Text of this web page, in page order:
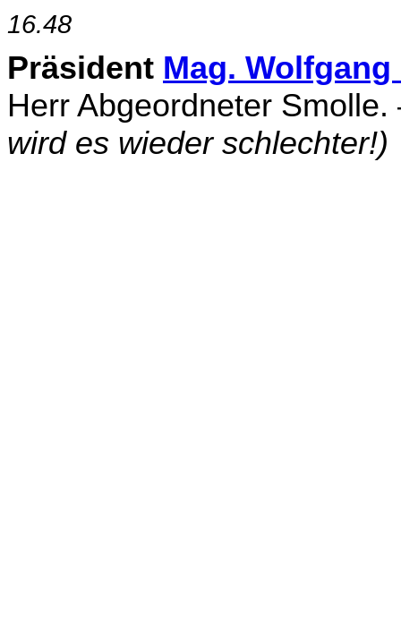
16.48
Präsident Mag.
Herr Abgeordneter
wird es wieder schlechter!)